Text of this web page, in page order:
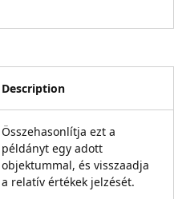
Description
Összehasonlítja ezt a
példányt egy adott
objektummal, és visszaadja
a relatív értékek jelzését.